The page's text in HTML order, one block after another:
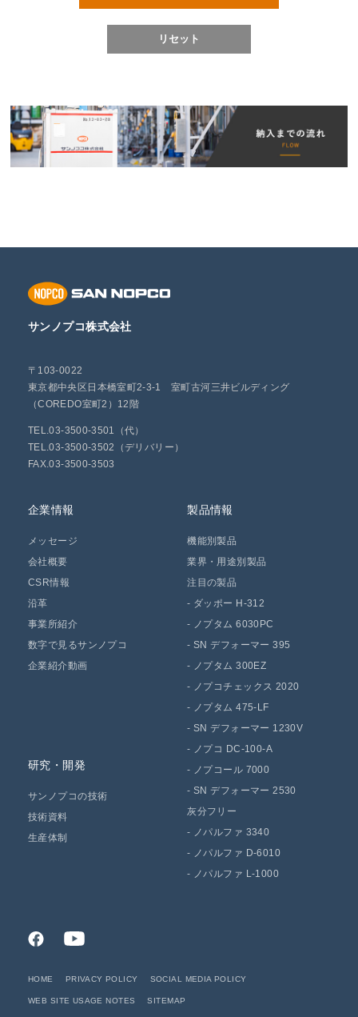
サンノプコ株式会社
〒103-0022
東京都中央区日本橋室町2-3-1 室町古河三井ビルディング
（COREDO室町2）12階
TEL.03-3500-3501（代）
TEL.03-3500-3502（デリバリー）
FAX.03-3500-3503
企業情報
メッセージ
会社概要
CSR情報
沿革
事業所紹介
数字で見るサンノプコ
企業紹介動画
製品情報
機能別製品
業界・用途別製品
注目の製品
- ダッポー H-312
- ノプタム 6030PC
-SN デフォーマー 395
- ノプタム 300EZ
- ノプコチェックス 2020
- ノプタム 475-LF
-SN デフォーマー 1230V
- ノプコ DC-100-A
- ノプコール 7000
-SN デフォーマー 2530
灰分フリー
- ノパルファ 3340
- ノパルファ D-6010
- ノパルファ L-1000
研究・開発
サンノプコの技術
技術資料
生産体制
HOME PRIVACY POLICY SOCIAL MEDIA POLICY
WEB SITE USAGE NOTES SITEMAP